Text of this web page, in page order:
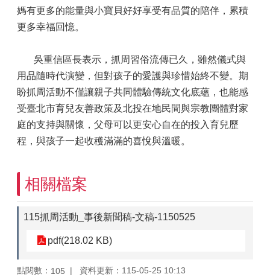
媽有更多的能量與小寶貝好好享受有品質的陪伴，累積
更多幸福回憶。
吳重信區長表示，抓周習俗流傳已久，雖然儀式與
用品隨時代演變，但對孩子的愛護與珍惜始終不變。期
盼抓周活動不僅讓親子共同體驗傳統文化底蘊，也能感
受臺北市育兒友善政策及北投在地民間與宗教團體對家
庭的支持與關懷，父母可以更安心自在的投入育兒歷
程，與孩子一起收穫滿滿的喜悅與溫暖。
相關檔案
115抓周活動_事後新聞稿-文稿-1150525
pdf(218.02 KB)
點閱數： 105 資料更新：115-05-25 10:13